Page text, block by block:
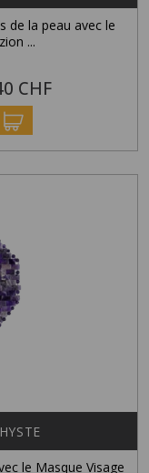
de la peau avec le
...
CHF
le Masque Visage